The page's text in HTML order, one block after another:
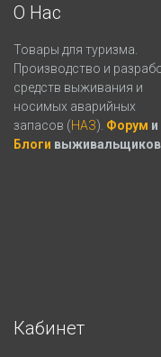
О Нас
Товары для туризма.
Производство и
средств выживания и
носимых аварийных
запасов (НАЗ). Форум и
Блоги
Кабинет